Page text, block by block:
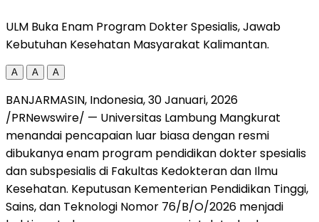
ULM Buka Enam Program Dokter Spesialis, Jawab
Kebutuhan Kesehatan Masyarakat Kalimantan.
A A A
BANJARMASIN, Indonesia,30 Januari, 2026
/PRNewswire/ — Universitas Lambung Mangkurat
menandai pencapaian luar biasa dengan resmi
dibukanya enam program pendidikan dokter spesialis
dan subspesialis di Fakultas Kedokteran dan Ilmu
Kesehatan. Keputusan Kementerian Pendidikan Tinggi,
Sains, dan Teknologi Nomor 76/B/O/2026 menjadi